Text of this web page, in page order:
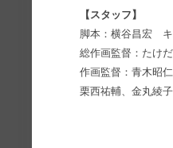
【スタッフ】
脚本：横⾕昌宏 キ
総作画監督：たけ
作画監督：⻘⽊昭
栗⻄祐輔、⾦丸綾